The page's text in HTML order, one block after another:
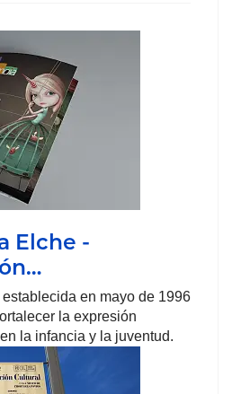
Elche -
en mayo de 1996
la expresión
la infancia y la juventud.